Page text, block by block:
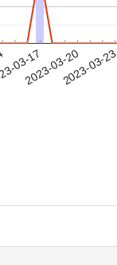
03-17
2023-03-202023-03-23